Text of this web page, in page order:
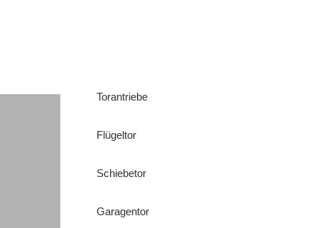
Torantriebe
Flügeltor
Schiebetor
Garagentor